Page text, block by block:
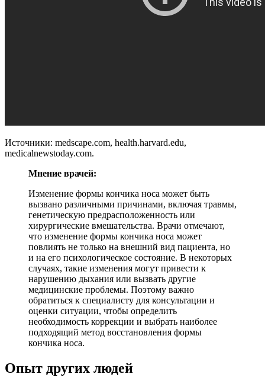
Источники: medscape.com, health.harvard.edu,
medicalnewstoday.com.
Мнение врачей:
Изменение формы кончика носа может быть
вызвано различными причинами, включая травмы,
генетическую предрасположенность или
хирургические вмешательства. Врачи отмечают,
что изменение формы кончика носа может
повлиять не только на внешний вид пациента, но
и на его психологическое состояние. В некоторых
случаях, такие изменения могут привести к
нарушению дыхания или вызвать другие
медицинские проблемы. Поэтому важно
обратиться к специалисту для консультации и
оценки ситуации, чтобы определить
необходимость коррекции и выбрать наиболее
подходящий метод восстановления формы
кончика носа.
Опыт других людей